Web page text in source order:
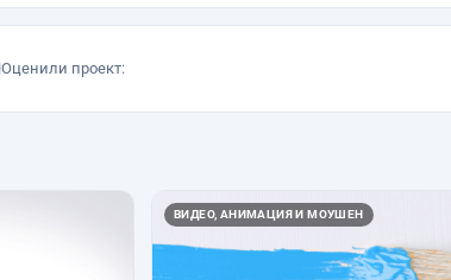
Оценили проект:
ВИДЕО, АНИМАЦИЯ И МОУШЕН